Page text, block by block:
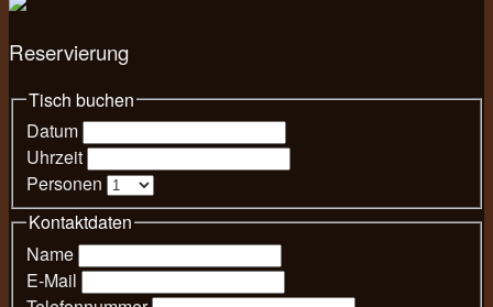
Reservierung
Tisch buchen
Datum
Uhrzeit
Personen
Kontaktdaten
Name
E-Mail